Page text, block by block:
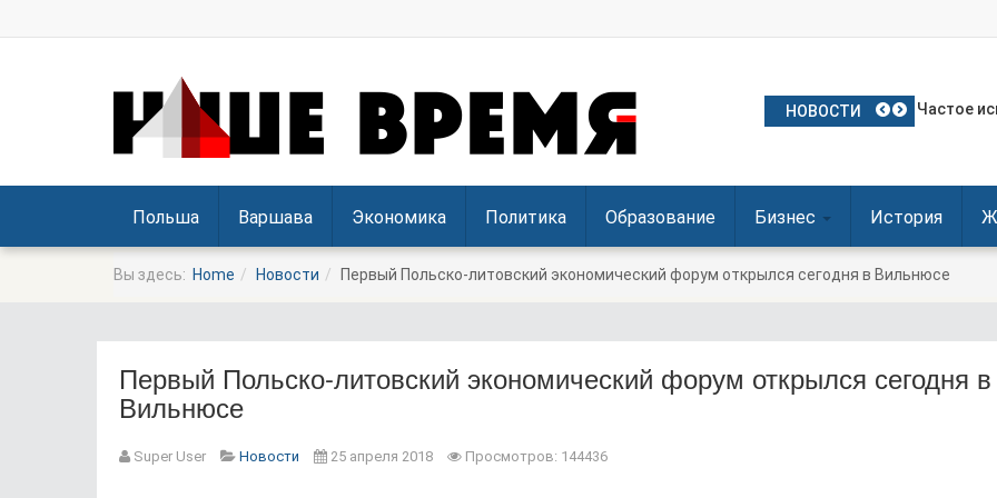
НОВОСТИ План
Частое
Польские
Посол
Польша
Польша Варшава Экономика Политика Образование Бизнес История
Вы здесь: Home Новости Первый Польско-литовский экономический форум открылся сегодня в Вильнюсе
Первый Польско-литовский экономический форум открылся сегодня в
Вильнюсе
Super User Новости 25 апреля 2018 Просмотров: 144436